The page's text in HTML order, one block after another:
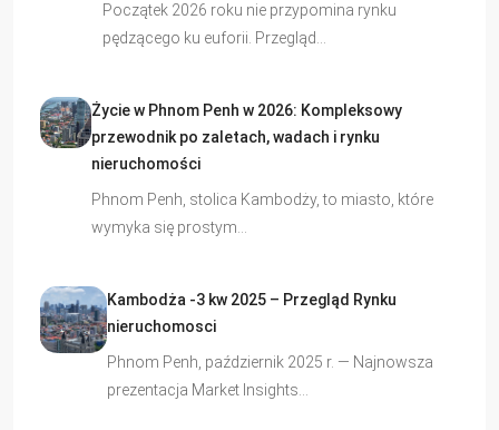
Początek 2026 roku nie przypomina rynku
pędzącego ku euforii. Przegląd…
Życie w Phnom Penh w 2026: Kompleksowy
przewodnik po zaletach, wadach i rynku
nieruchomości
Phnom Penh, stolica Kambodży, to miasto, które
wymyka się prostym…
Kambodża -3 kw 2025 – Przegląd Rynku
nieruchomosci
Phnom Penh, październik 2025 r. — Najnowsza
prezentacja Market Insights…